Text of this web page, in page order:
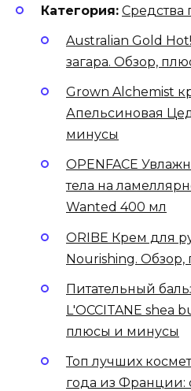
Категория: Средства
Australian Gold
загара. Обзор,
Grown Alchemist
Апельсиновая
минусы
OPENFACE
тела на
Wanted 400 мл
ORIBE Крем для
Nourishing.
Питательный
L'OCCITANE shea
плюсы и минусы
Топ лучших
года из Франции: